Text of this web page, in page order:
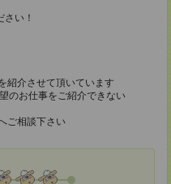
い！
紹介させて頂いています
のお仕事をご紹介できない
ご相談下さい